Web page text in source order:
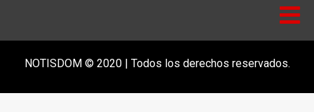
NOTISDOM © 2020 | Todos los derechos reservados.